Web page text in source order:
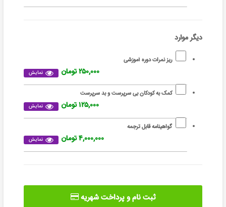
دیگر موارد
ریز نمرات دوره آموزشی
نمایش ۲۵۰,۰۰۰ تومان
کمک به کودکان بی سرپرست و بد سرپرست
نمایش ۱۲۵,۰۰۰ تومان
گواهینامه قابل ترجمه
نمایش ۴,۰۰۰,۰۰۰ تومان
ثبت نام و پرداخت شهریه